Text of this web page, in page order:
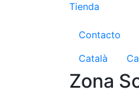
Tienda
Menú
Contacto
Català
Zona